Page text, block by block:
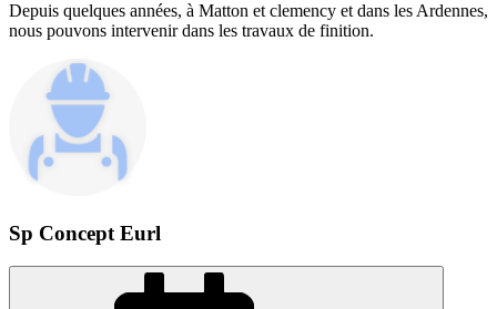
Depuis quelques années, à Matton et clemency et dans les Ardennes,
nous pouvons intervenir dans les travaux de finition.
Sp Concept Eurl